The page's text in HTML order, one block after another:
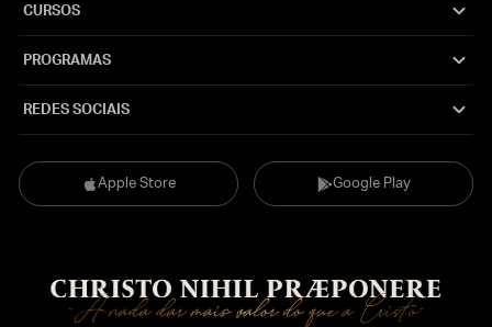
Apple Store Google Play
CURSOS
PROGRAMAS
REDES SOCIAIS